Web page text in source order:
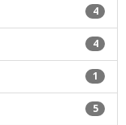
4
4
1
5